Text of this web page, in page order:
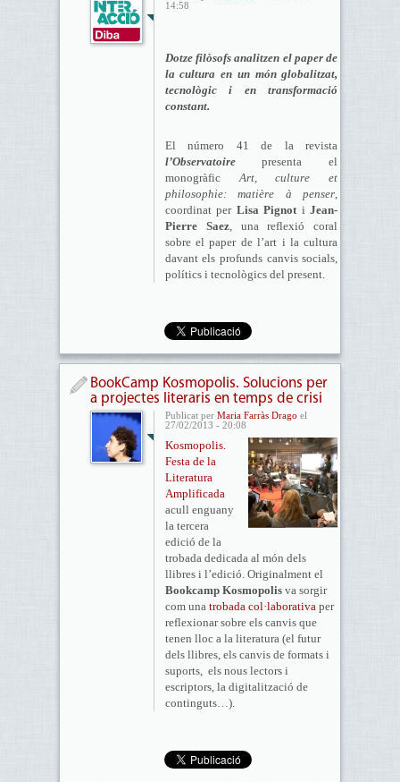
14:58
Dotze filòsofs analitzen el paper de
la cultura en un món globalitzat,
tecnològic i en transformació
constant.
El número 41 de la revista
l’Observatoirepresenta el
monogràficArt, culture et
philosophie: matière à penser,
coordinat per Lisa PignotiJean-
Pierre Saez, una reflexió coral
sobre el paper de l’art i la cultura
davant els profunds canvis socials,
polítics i tecnològics del present.
BookCamp Kosmopolis. Solucions per
a projectes literaris en temps de crisi
Publicat per Maria Farràs Drago el
27/02/2013 - 20:08
Kosmopolis.
Festa de la
Literatura
Amplificada
acull enguany
la tercera
edició de la
trobada dedicada al món dels
llibres i l’edició. Originalment el
Bookcamp Kosmopolisva sorgir
com una trobada col·laborativaper
reflexionar sobre els canvis que
tenen lloc a la literatura (el futur
dels llibres, els canvis de formats i
suports, els nous lectors i
escriptors, la digitalització de
continguts…).